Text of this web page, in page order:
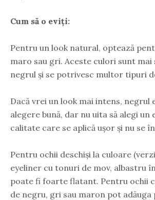
Cum să o eviți:
Pentru un look natural, optează
maro sau gri. Aceste culori sunt mai
negrul și se potrivesc multor tipuri
Dacă vrei un look mai intens, negrul
alegere bună, dar nu uita să alegi un
calitate care se aplică ușor și nu se
Pentru ochii deschiși la culoare
eyeliner cu tonuri de mov, albastru
poate fi foarte flatant. Pentru ochii
de negru, gri sau maron pot adăuga